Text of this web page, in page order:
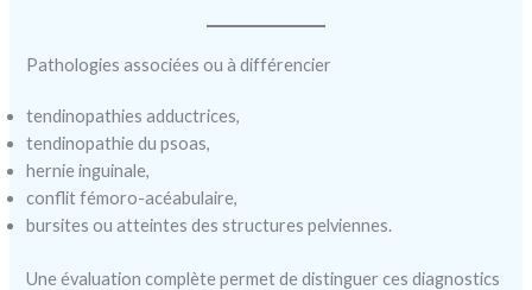
Pathologies associées ou à différencier
tendinopathies adductrices,
tendinopathie du psoas,
hernie inguinale,
conflit fémoro-acéabulaire,
bursites ou atteintes des structures pelviennes.
Une évaluation complète permet de distinguer ces diagnostics